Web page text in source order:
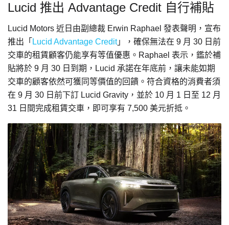
Lucid 推出 Advantage Credit 自行補貼
Lucid Motors 近日由副總裁 Erwin Raphael 發表聲明，宣布
推出「 Lucid Advantage Credit」，確保無法在 9 月 30 日前
交車的租賃顧客仍能享有等值優惠。Raphael 表示，鑑於補
貼將於 9 月 30 日到期，Lucid 承諾在年底前，讓未能如期
交車的顧客依然可獲同等價值的回饋。符合資格的消費者須
在 9 月 30 日前下訂 Lucid Gravity，並於 10 月 1 日至 12 月
31 日間完成租賃交車，即可享有 7,500 美元折抵。